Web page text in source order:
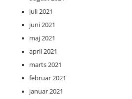
juli 2021
juni 2021
maj 2021
april 2021
marts 2021
februar 2021
januar 2021